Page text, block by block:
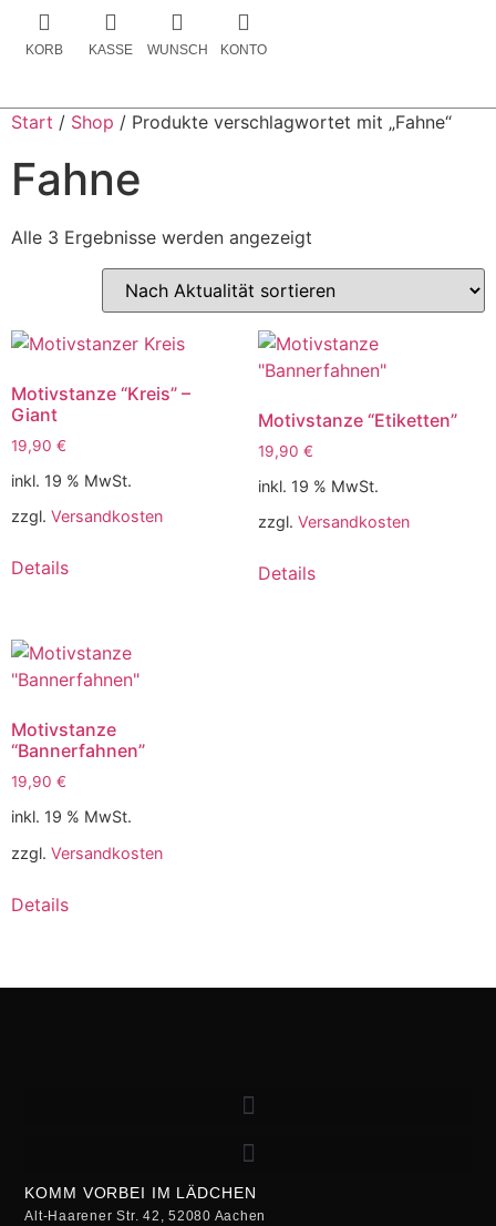
KORB KASSE WUNSCH KONTO
Start / Shop / Produkte verschlagwortet mit „Fahne“
Fahne
Alle 3 Ergebnisse werden angezeigt
Motivstanze “Kreis” –
Giant
19,90 €
inkl. 19 % MwSt.
zzgl. Versandkosten
Details
Motivstanze “Etiketten”
19,90 €
inkl. 19 % MwSt.
zzgl. Versandkosten
Details
Motivstanze
“Bannerfahnen”
19,90 €
inkl. 19 % MwSt.
zzgl. Versandkosten
Details
KOMM VORBEI IM LÄDCHEN
Alt-Haarener Str. 42, 52080 Aachen